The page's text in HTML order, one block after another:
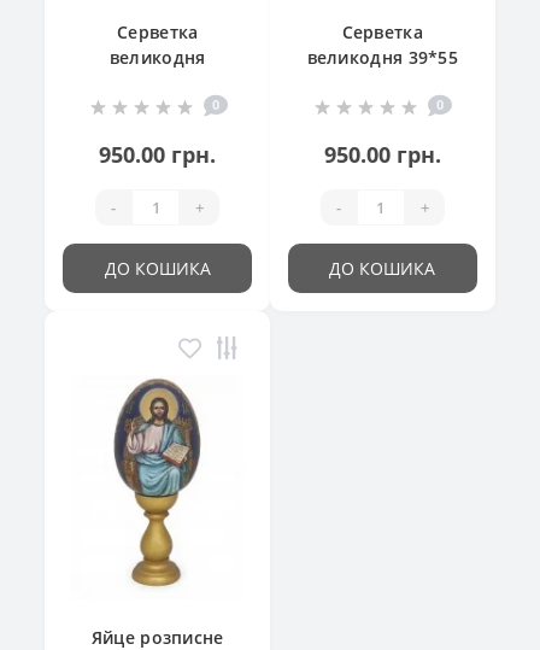
Серветка
великодня
кошик"
0
950.00 грн.
- +
ДО КОШИКА
Серветка
великодня 39*55
0
950.00 грн.
- +
ДО КОШИКА
Яйце розписне